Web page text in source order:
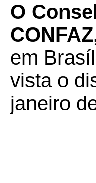
O
em
vista o
janeiro